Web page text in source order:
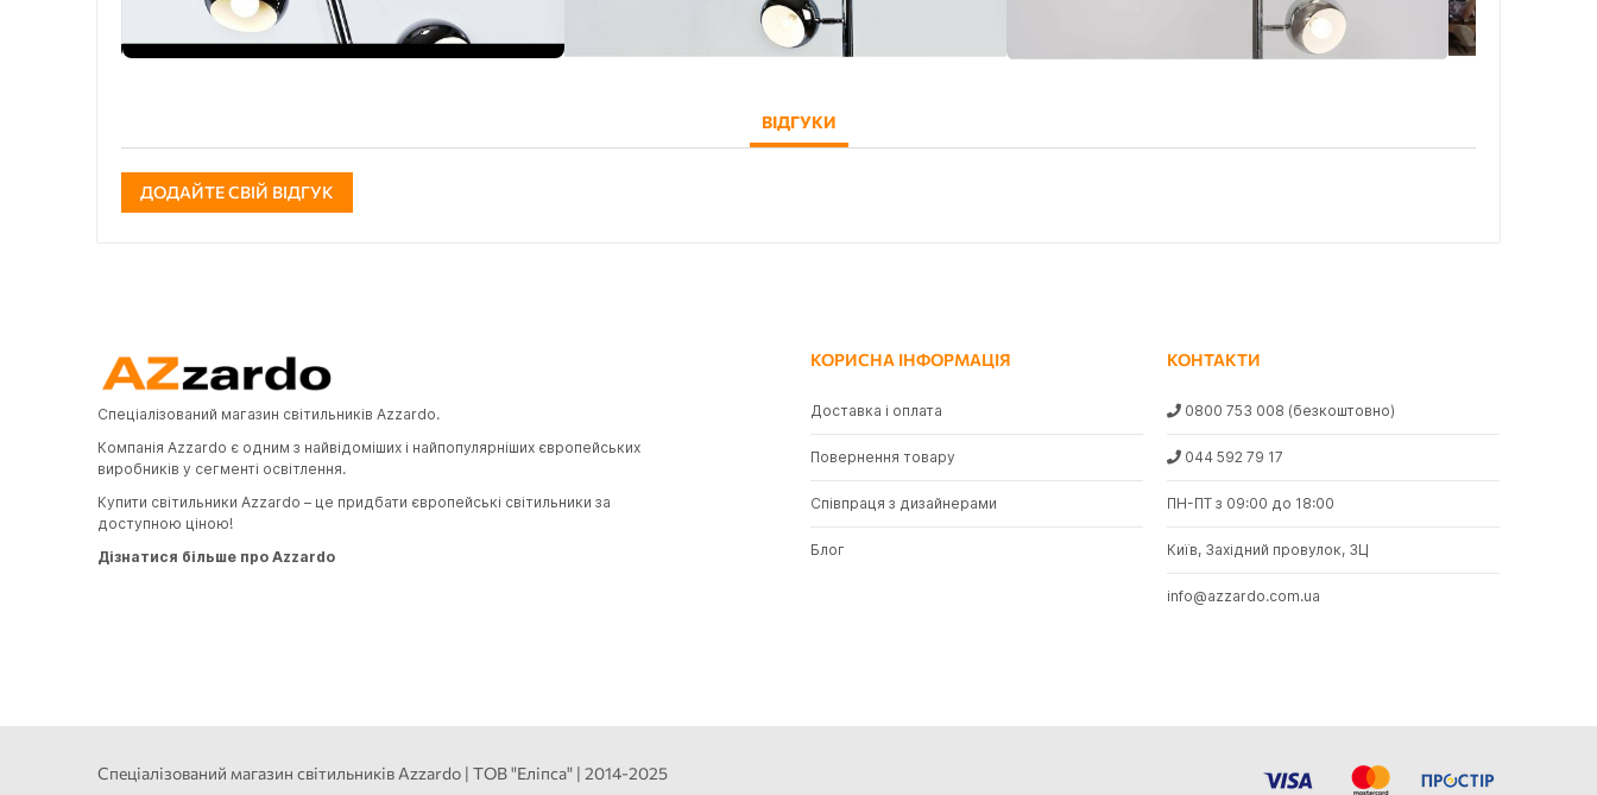
ВІДГУКИ
ДОДАЙТЕ СВІЙ ВІДГУК
Спеціалізований магазин світильників Azzardo.
Компанія Azzardo є одним з найвідоміших і найпопулярніших європейських
виробників у сегменті освітлення.
Купити світильники Azzardo – це придбати європейські світильники за
доступною ціною!
Дізнатися більше про Azzardo
КОРИСНА ІНФОРМАЦІЯ
Доставка і оплата
Повернення товару
Співпраця з дизайнерами
Блог
КОНТАКТИ
0800 753 008 (безкоштовно)
044 592 79 17
ПН-ПТ з 09:00 до 18:00
Київ, Західний провулок, 3Ц
info@azzardo.com.ua
Спеціалізований магазин світильників Azzardo | ТОВ "Еліпса" | 2014-2025